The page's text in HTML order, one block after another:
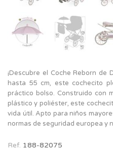
¡Descubre el Coche Reborn de
hasta 55 cm, este cochecito
práctico bolso. Construido con
plástico y poliéster, este
vida útil. Apto para niños
normas de seguridad europea y
Ref. 188-82075